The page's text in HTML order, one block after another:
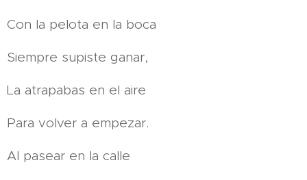
Con la pelota en la boca
Siempre supiste ganar,
La atrapabas en el aire
Para volver a empezar.
Al pasear en la calle